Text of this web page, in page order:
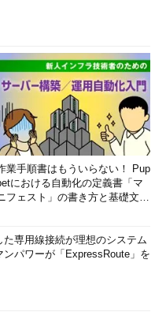
業手順書はもういらない！ Pup
における自動化の定義書「マ
フェスト」の書き方と基礎文法
専用線接続が理想のシステム
パワーが「ExpressRoute」を